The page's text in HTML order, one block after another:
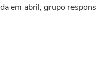
em abril; grupo